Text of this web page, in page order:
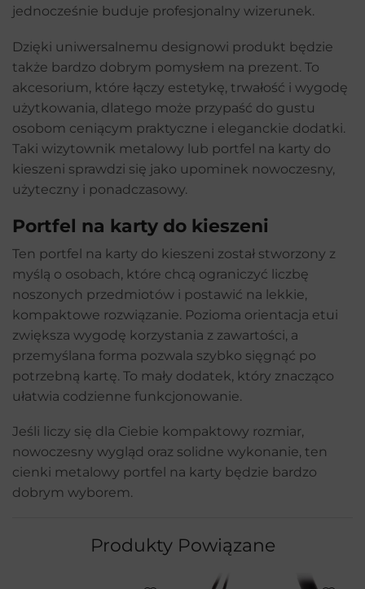
jednocześnie buduje profesjonalny wizerunek.
Dzięki uniwersalnemu designowi produkt będzie
także bardzo dobrym pomysłem na prezent. To
akcesorium, które łączy estetykę, trwałość i wygodę
użytkowania, dlatego może przypaść do gustu
osobom ceniącym praktyczne i eleganckie dodatki.
Taki wizytownik metalowy lub portfel na karty do
kieszeni sprawdzi się jako upominek nowoczesny,
użyteczny i ponadczasowy.
Portfel na karty do kieszeni
Ten portfel na karty do kieszeni został stworzony z
myślą o osobach, które chcą ograniczyć liczbę
noszonych przedmiotów i postawić na lekkie,
kompaktowe rozwiązanie. Pozioma orientacja etui
zwiększa wygodę korzystania z zawartości, a
przemyślana forma pozwala szybko sięgnąć po
potrzebną kartę. To mały dodatek, który znacząco
ułatwia codzienne funkcjonowanie.
Jeśli liczy się dla Ciebie kompaktowy rozmiar,
nowoczesny wygląd oraz solidne wykonanie, ten
cienki metalowy portfel na karty będzie bardzo
dobrym wyborem.
Produkty Powiązane